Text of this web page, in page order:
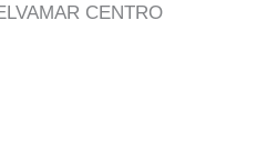
CENTRO